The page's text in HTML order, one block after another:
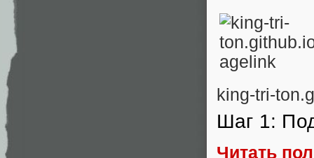
king-tri-
Шаг 1:
Читать